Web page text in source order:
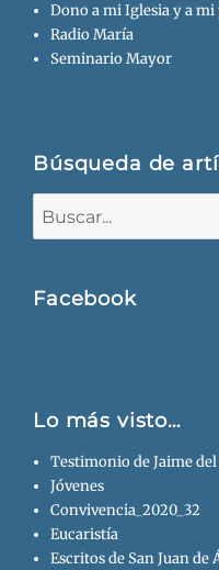
Dono a mi Iglesia y a
Radio María
Seminario Mayor
Búsqueda de
Facebook
Lo más visto…
Testimonio de Jaime
Jóvenes
Convivencia_2020_32
Eucaristía
Escritos de San Juan de